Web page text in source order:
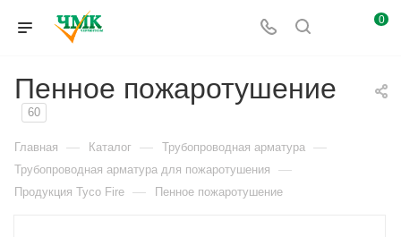
0
Пенное пожаротушение
60
Главная — Каталог — Трубопроводная арматура —
Трубопроводная арматура для пожаротушения —
Продукция Tyco Fire — Пенное пожаротушение